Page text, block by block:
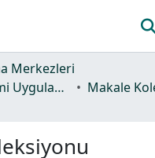
Merkezleri
Türkçe Öğretimi Uygulama ve Araştırma Merkezi
Makale